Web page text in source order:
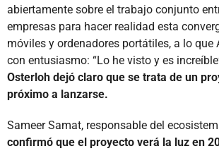
abiertamente sobre el trabajo conjunto
empresas para hacer realidad esta
móviles y ordenadores portátiles, a lo que
con entusiasmo: “Lo he visto y es
Osterloh dejó claro que se trata de un
próximo a lanzarse.
Sameer Samat, responsable del
confirmó que el proyecto verá la luz en